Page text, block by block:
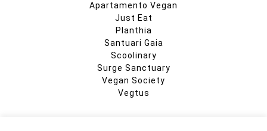
Apartamento Vegan
Just Eat
Planthia
Santuari Gaia
Scoolinary
Surge Sanctuary
Vegan Society
Vegtus